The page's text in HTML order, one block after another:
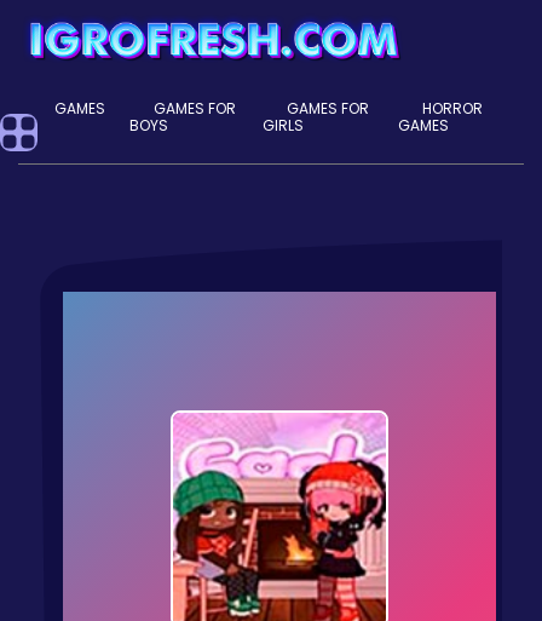
GAMES
GAMES FOR
BOYS
GAMES FOR
GIRLS
HORROR
GAMES